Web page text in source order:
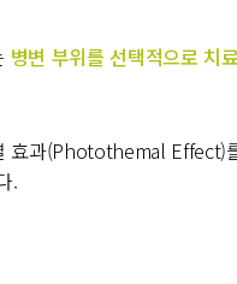
병변 부위를 선택적으로 치
효과(Photothemal Effect)
.